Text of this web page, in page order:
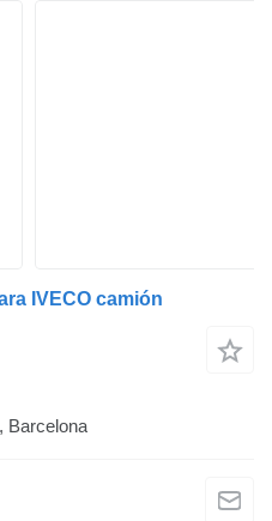
IVECO camión
Barcelona